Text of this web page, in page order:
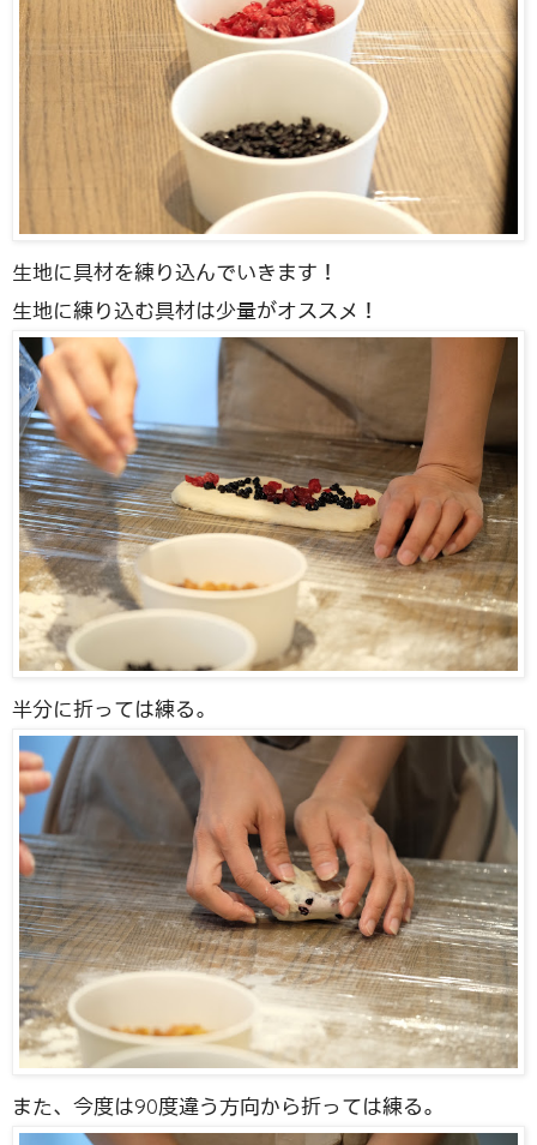
生地に具材を練り込んでいきます！
生地に練り込む具材は少量がオススメ！
半分に折っては練る。
また、今度は90度違う方向から折っては練る。